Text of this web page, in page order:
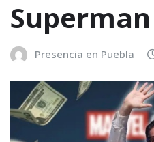
Superman
Presencia en Puebla